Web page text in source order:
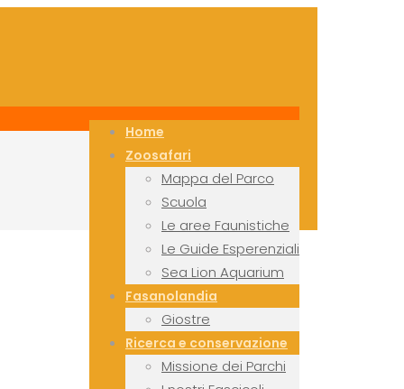
Home
Zoosafari
Mappa del Parco
Scuola
Le aree Faunistiche
Le Guide Esperenziali
Sea Lion Aquarium
Fasanolandia
Giostre
Ricerca e conservazione
Missione dei Parchi